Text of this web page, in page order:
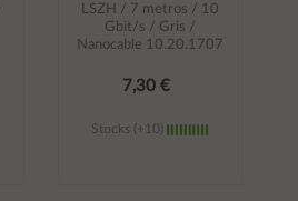
LSZH / 7 metros / 10
Gbit/s / Gris /
Nanocable 10.20.1707
7,30 €
Stocks (+10)